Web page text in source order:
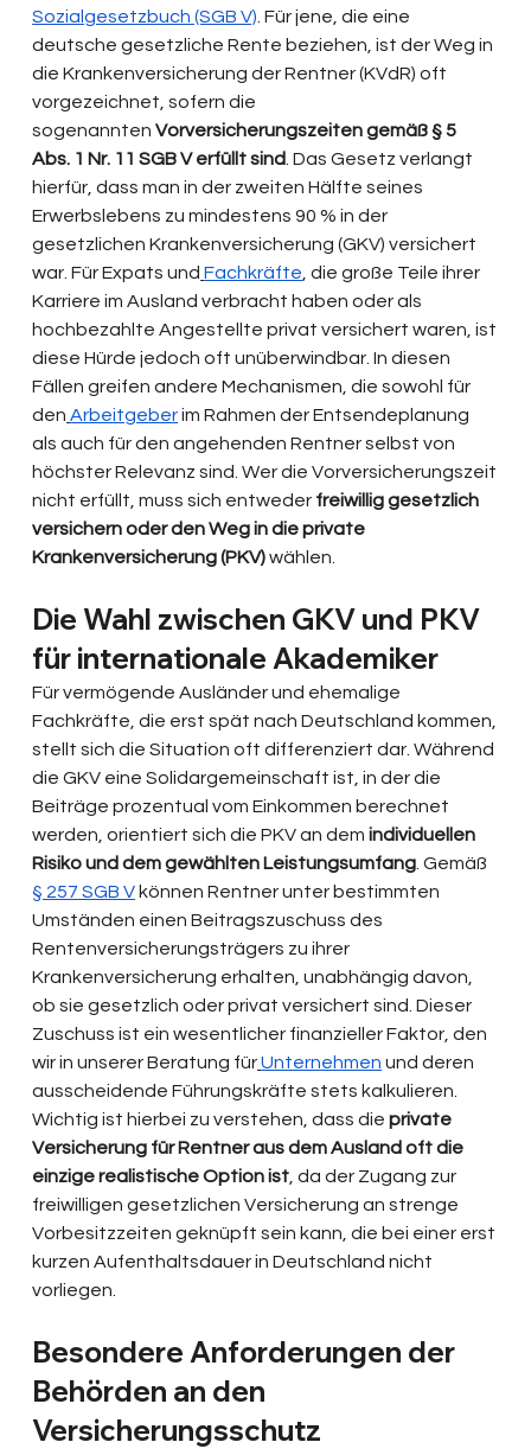
Sozialgesetzbuch (SGB V) . Für jene, die eine
deutsche gesetzliche Rente beziehen, ist der Weg in
die Krankenversicherung der Rentner (KVdR) oft
vorgezeichnet, sofern die
sogenannten Vorversicherungszeiten gemäß § 5
Abs. 1 Nr. 11 SGB V erfüllt sind . Das Gesetz verlangt
hierfür, dass man in der zweiten Hälfte seines
Erwerbslebens zu mindestens 90 % in der
gesetzlichen Krankenversicherung (GKV) versichert
war. Für Expats und Fachkräfte , die große Teile ihrer
Karriere im Ausland verbracht haben oder als
hochbezahlte Angestellte privat versichert waren, ist
diese Hürde jedoch oft unüberwindbar. In diesen
Fällen greifen andere Mechanismen, die sowohl für
den Arbeitgeber im Rahmen der Entsendeplanung
als auch für den angehenden Rentner selbst von
höchster Relevanz sind. Wer die Vorversicherungszeit
nicht erfüllt, muss sich entweder freiwillig gesetzlich
versichern oder den Weg in die private
Krankenversicherung (PKV) wählen.
Die Wahl zwischen GKV und PKV
für internationale Akademiker
Für vermögende Ausländer und ehemalige
Fachkräfte, die erst spät nach Deutschland kommen,
stellt sich die Situation oft differenziert dar. Während
die GKV eine Solidargemeinschaft ist, in der die
Beiträge prozentual vom Einkommen berechnet
werden, orientiert sich die PKV an dem individuellen
Risiko und dem gewählten Leistungsumfang . Gemäß
§ 257 SGB V können Rentner unter bestimmten
Umständen einen Beitragszuschuss des
Rentenversicherungsträgers zu ihrer
Krankenversicherung erhalten, unabhängig davon,
ob sie gesetzlich oder privat versichert sind. Dieser
Zuschuss ist ein wesentlicher finanzieller Faktor, den
wir in unserer Beratung fürUnternehmen und deren
ausscheidende Führungskräfte stets kalkulieren.
Wichtig ist hierbei zu verstehen, dass die private
Versicherung für Rentner aus dem Ausland oft die
einzige realistische Option ist , da der Zugang zur
freiwilligen gesetzlichen Versicherung an strenge
Vorbesitzzeiten geknüpft sein kann, die bei einer erst
kurzen Aufenthaltsdauer in Deutschland nicht
vorliegen.
Besondere Anforderungen der
Behörden an den
Versicherungsschutz